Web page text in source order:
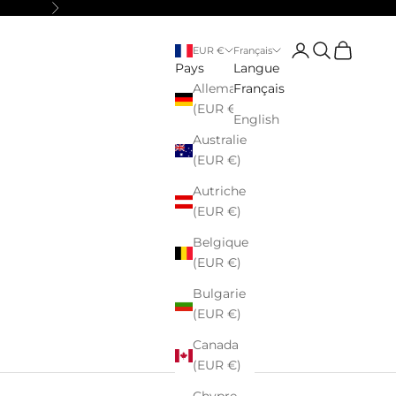
Suivant
EUR €
Pays
Allemagne
(EUR €)
Australie
(EUR €)
Autriche
(EUR €)
Belgique
(EUR €)
Bulgarie
(EUR €)
Canada
(EUR €)
Français
Langue
Français
English
Connexion
Recherche
Panier